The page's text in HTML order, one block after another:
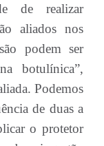
de realizar
aliados nos
podem ser
botulínica”,
Podemos
de duas a
o protetor